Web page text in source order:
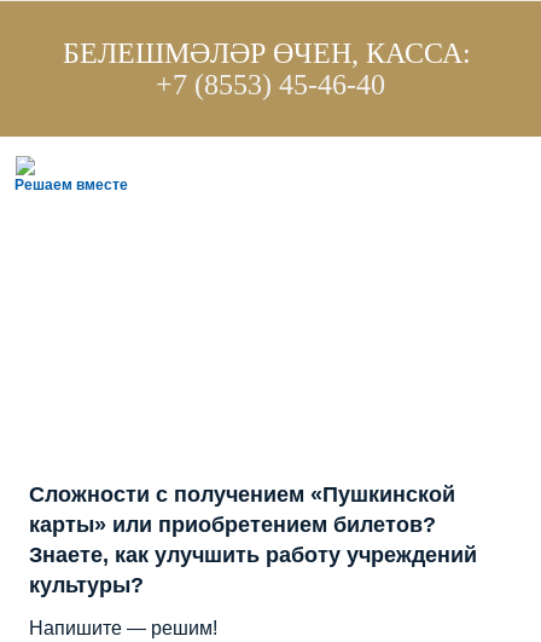
БЕЛЕШМӘЛӘР ӨЧЕН, КАССА:
+7 (8553) 45-46-40
Решаем вместе
Сложности с получением «Пушкинской
карты» или приобретением билетов?
Знаете, как улучшить работу учреждений
культуры?
Напишите — решим!